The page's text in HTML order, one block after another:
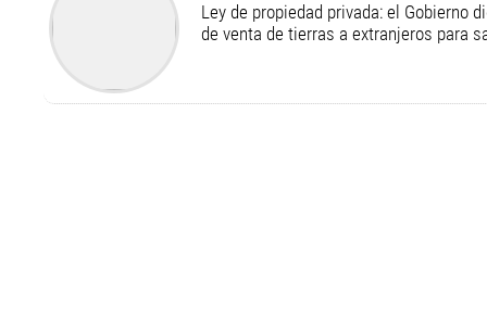
Ley de propiedad privada: el Gobierno
de venta de tierras a extranjeros para